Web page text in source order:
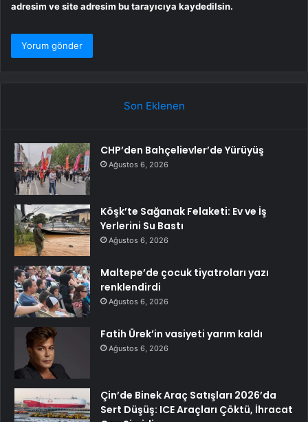
adresim ve site adresim bu tarayıcıya kaydedilsin.
Son Eklenen
CHP’den Bahçelievler’de Yürüyüş
Ağustos 6, 2026
Köşk’te Sağanak Felaketi: Ev ve İş
Yerlerini Su Bastı
Ağustos 6, 2026
Maltepe’de çocuk tiyatroları yazı
renklendirdi
Ağustos 6, 2026
Fatih Ürek’in vasiyeti yarım kaldı
Ağustos 6, 2026
Çin’de Binek Araç Satışları 2026’da
Sert Düşüş: ICE Araçları Çöktü, İhracat